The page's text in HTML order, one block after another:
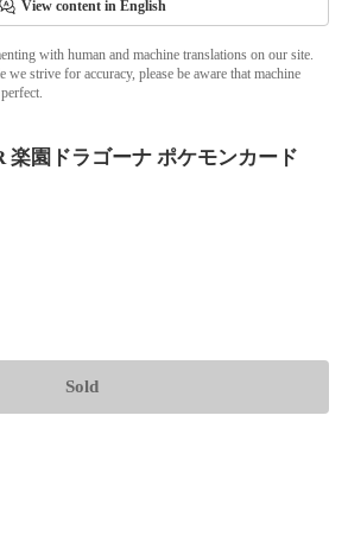
View content in English
with human and machine translations on our site.
strive for accuracy, please be aware that machine
楽園ドラゴーナ ポケモンカード
Sold